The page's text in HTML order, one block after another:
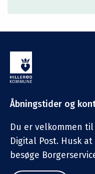
Åbningstider og
Du er velkommen
Digital Post. Husk
besøge